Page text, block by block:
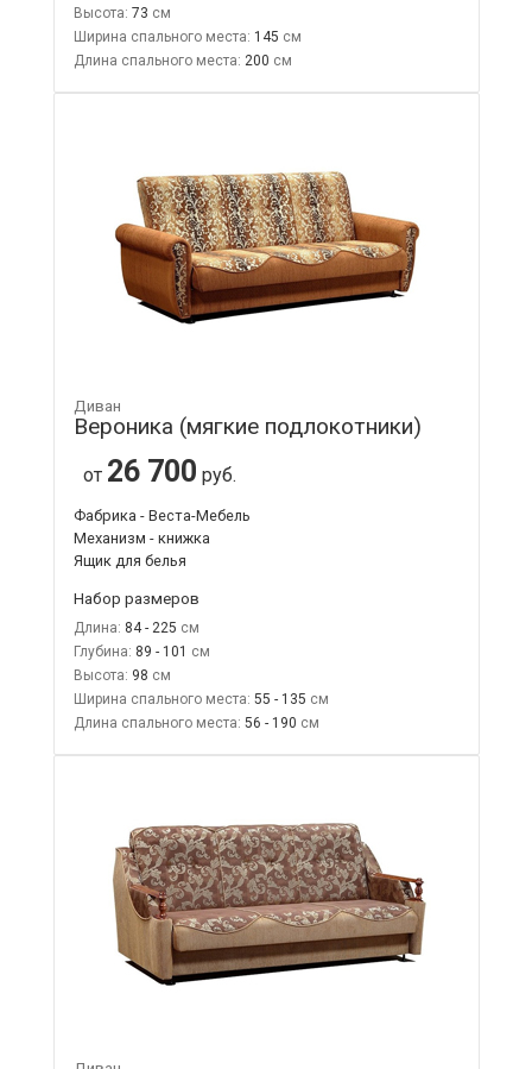
Высота: 73
Ширина спального места: 145
Длина спального места: 200
Диван
Вероника (мягкие подлокотники)
от 26 700 руб.
Фабрика - Веста-Мебель
Механизм - книжка
Ящик для белья
Набор размеров
Длина: 84 - 225
Глубина: 89 - 101
Высота: 98
Ширина спального места: 55 - 135
Длина спального места: 56 - 190